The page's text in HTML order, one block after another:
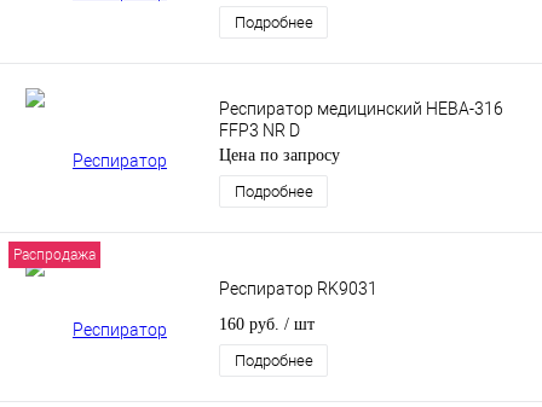
Подробнее
Респиратор медицинский НЕВА-316
FFP3 NR D
Цена по запросу
Подробнее
Распродажа
Респиратор RK9031
160 руб. / шт
Подробнее